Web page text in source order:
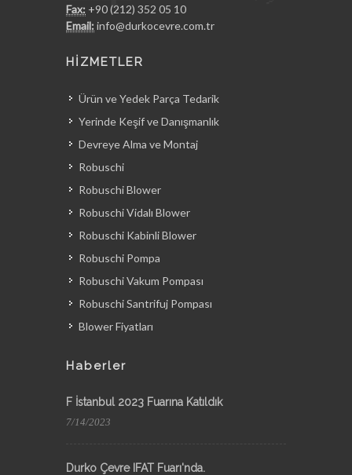
Fax: +90 (212) 352 05 10
Email: info@durkocevre.com.tr
HİZMETLER
Ürün ve Yedek Parça Tedarik
Yerinde Keşif ve Danışmanlık
Devreye Alma ve Montaj
Robuschi
Robuschi Blower
Robuschi Vidalı Blower
Robuschi Kabinli Blower
Robuschi Pompa
Robuschi Vakum Pompası
Robuschi Santrifuj Pompası
Blower Fiyatları
Haberler
F İstanbul 2023 Fuarına Katıldık
7/14/2023
Durko Çevre IFAT Fuarı'nda.